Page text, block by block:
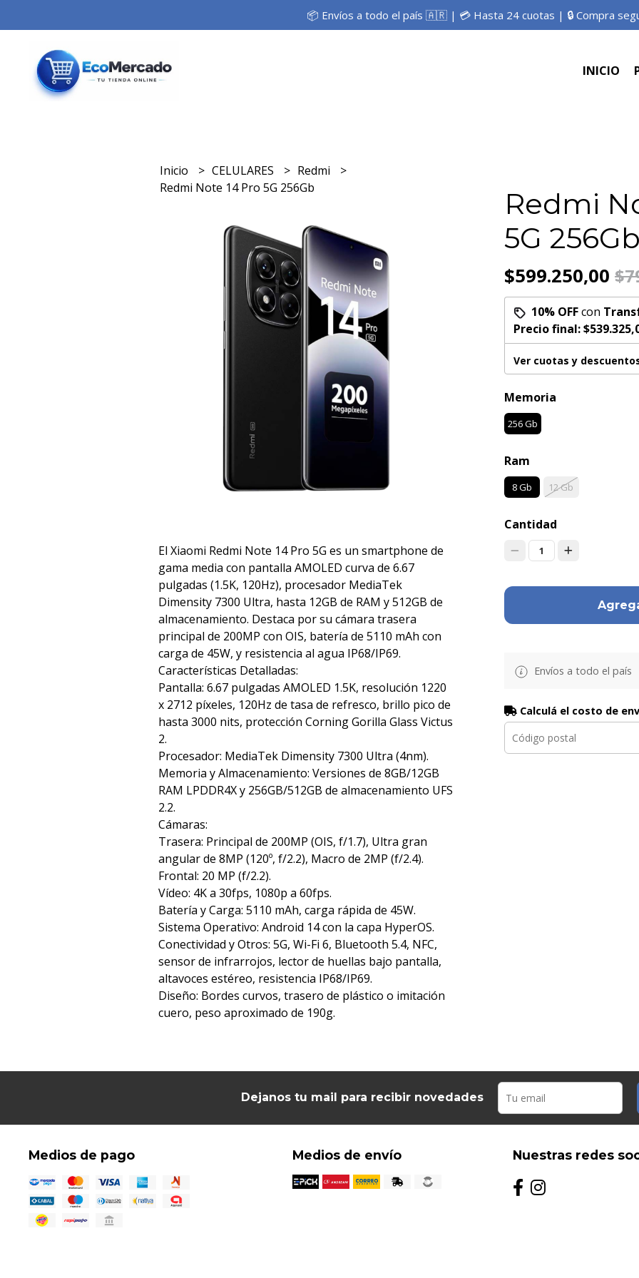
📦 Envíos a todo el país 🇦🇷 | 💳 Hasta 24 cuotas | 🔒 Compra
INICIO
Inicio CELULARES
Redmi
Redmi Note 14 Pro 5G 256Gb
El Xiaomi Redmi Note 14 Pro 5G es un smartphone de
gama media con pantalla AMOLED curva de 6.67
pulgadas (1.5K, 120Hz), procesador MediaTek
Dimensity 7300 Ultra, hasta 12GB de RAM y 512GB de
almacenamiento. Destaca por su cámara trasera
principal de 200MP con OIS, batería de 5110 mAh con
carga de 45W, y resistencia al agua IP68/IP69.
Características Detalladas:
Pantalla: 6.67 pulgadas AMOLED 1.5K, resolución 1220
x 2712 píxeles, 120Hz de tasa de refresco, brillo pico de
hasta 3000 nits, protección Corning Gorilla Glass Victus
2.
Procesador: MediaTek Dimensity 7300 Ultra (4nm).
Memoria y Almacenamiento: Versiones de 8GB/12GB
RAM LPDDR4X y 256GB/512GB de almacenamiento UFS
2.2.
Cámaras:
Trasera: Principal de 200MP (OIS, f/1.7), Ultra gran
angular de 8MP (120º, f/2.2), Macro de 2MP (f/2.4).
Frontal: 20 MP (f/2.2).
Vídeo: 4K a 30fps, 1080p a 60fps.
Batería y Carga: 5110 mAh, carga rápida de 45W.
Sistema Operativo: Android 14 con la capa HyperOS.
Conectividad y Otros: 5G, Wi-Fi 6, Bluetooth 5.4, NFC,
sensor de infrarrojos, lector de huellas bajo pantalla,
altavoces estéreo, resistencia IP68/IP69.
Diseño: Bordes curvos, trasero de plástico o imitación
cuero, peso aproximado de 190g.
Redmi
5G 256Gb
$599.250,00
10% OFFcon
Precio final:
Ver cuotas y
Memoria
256 Gb
Ram
8 Gb 12 Gb
Cantidad
1
Envíos a todo el país
Calculá el costo de
Dejanos tu mail para recibir novedades
Medios de pago Medios de envío Nuestras redes